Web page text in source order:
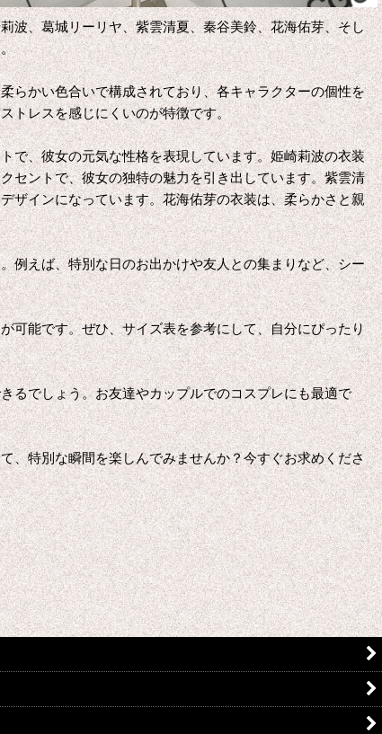
波、葛城リーリヤ、紫雲清夏、秦谷美鈴、花海佑芽、そし
らかい色合いで構成されており、各キャラクターの個性を
トレスを感じにくいのが特徴です。
で、彼女の元気な性格を表現しています。姫崎莉波の衣装
セントで、彼女の独特の魅力を引き出しています。紫雲清
ザインになっています。花海佑芽の衣装は、柔らかさと親
例えば、特別な日のお出かけや友人との集まりなど、シー
可能です。ぜひ、サイズ表を参考にして、自分にぴったり
るでしょう。お友達やカップルでのコスプレにも最適で
、特別な瞬間を楽しんでみませんか？今すぐお求めくださ